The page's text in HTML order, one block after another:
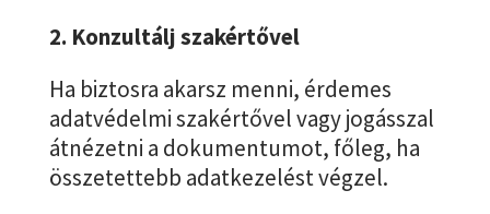
2. Konzultálj szakértővel
Ha biztosra akarsz menni, érdemes
adatvédelmi szakértővel vagy jogásszal
átnézetni a dokumentumot, főleg, ha
összetettebb adatkezelést végzel.